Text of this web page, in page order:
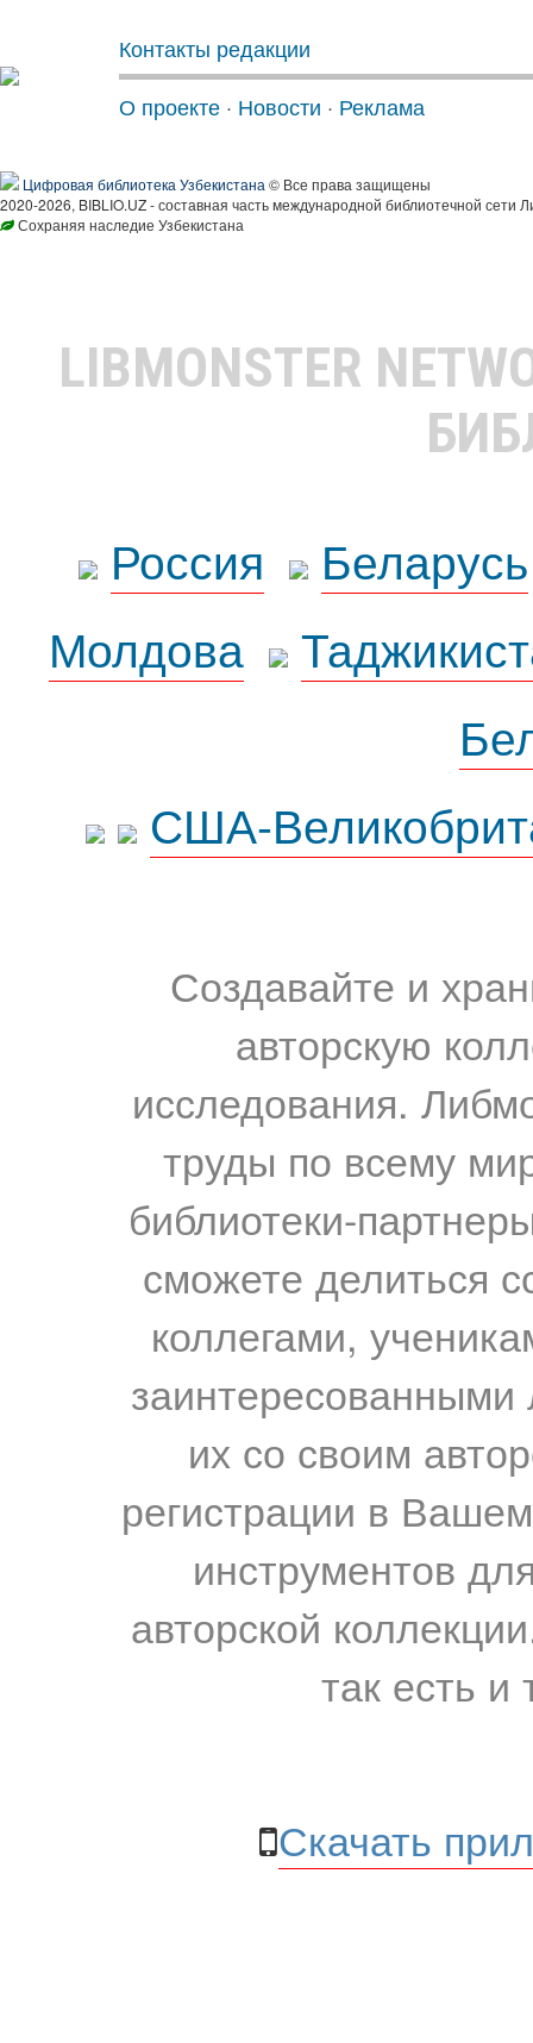
Контакты редакции
О проекте · Новости · Реклама
Цифровая библиотека Узбекистана © Все права защищены
2020-2026, BIBLIO.UZ - составная часть международной библиотечной сети
Сохраняя наследие Узбекистана
LIBMONSTER
Россия
Беларусь
Молдова
США-
Создавайте и
авторскую
исследования.
труды по всему
библиотеки-
сможете делиться
коллегами,
их со своим
регистрации в
инструментов
авторской
так есть и
Скачать